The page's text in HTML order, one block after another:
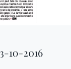
10-2016